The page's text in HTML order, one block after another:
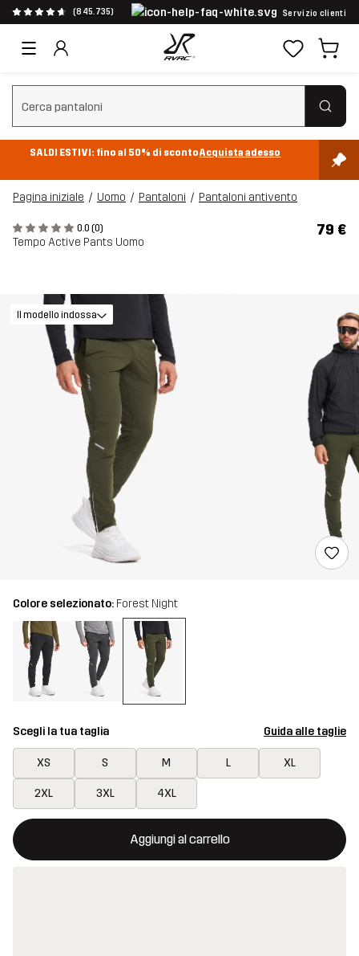
(845.735) Servizio clienti
Cancella ricerca
SALDI ESTIVI: fino al 50% di scontoAcquista adesso
Pagina iniziale Uomo Pantaloni Pantaloni antivento
0.0 (0)
Tempo Active Pants Uomo
79 €
Il modello indossa
Colore selezionato: Forest Night
Scegli la tua taglia Guida alle taglie
XS S M L XL
2XL 3XL 4XL
Aggiungi al carrello
Questo tasto aprirà una finestra modale per confermare un
{{size}} non disponibile